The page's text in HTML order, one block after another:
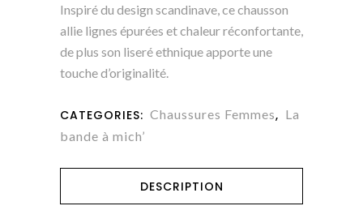
Inspiré du design scandinave, ce chausson
allie lignes épurées et chaleur réconfortante,
de plus son liseré ethnique apporte une
touche d’originalité.
CATEGORIES: Chaussures Femmes, La
bande à mich’
DESCRIPTION